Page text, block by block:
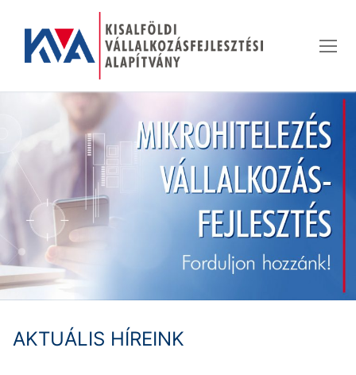
tartalomra
AKTUÁLIS HÍREINK